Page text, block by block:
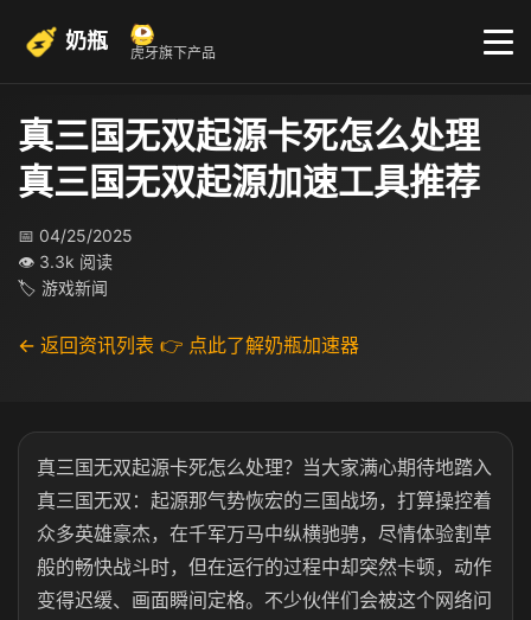
奶瓶 虎牙旗下产品
真三国无双起源卡死怎么处理
真三国无双起源加速工具推荐
📅 04/25/2025
👁 3.3k 阅读
🏷 游戏新闻
← 返回资讯列表 👉 点此了解奶瓶加速器
真三国无双起源卡死怎么处理？当大家满心期待地踏入
真三国无双：起源那气势恢宏的三国战场，打算操控着
众多英雄豪杰，在千军万马中纵横驰骋，尽情体验割草
般的畅快战斗时，但在运行的过程中却突然卡顿，动作
变得迟缓、画面瞬间定格。不少伙伴们会被这个网络问